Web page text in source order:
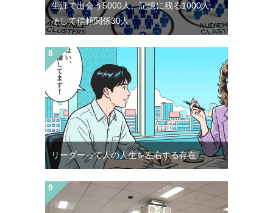
生涯で出会う5000人、記憶に残る1000人、
そして信頼関係30人
リーダーって人の人生を左右する存在